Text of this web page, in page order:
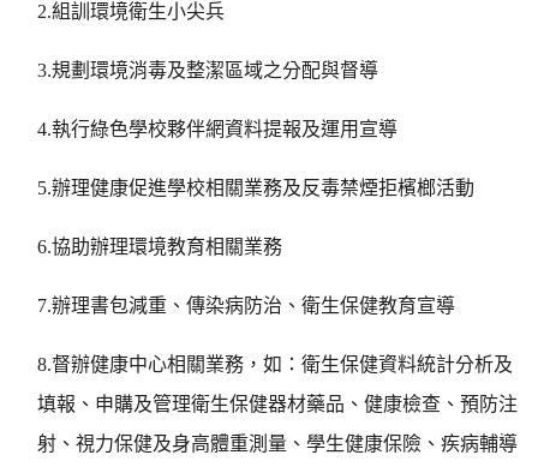
2.組訓環境衛生小尖兵
3.規劃環境消毒及整潔區域之分配與督導
4.執行綠色學校夥伴網資料提報及運用宣導
5.辦理健康促進學校相關業務及反毒禁煙拒檳榔活動
6.協助辦理環境教育相關業務
7.辦理書包減重、傳染病防治、衛生保健教育宣導
8.督辦健康中心相關業務，如：衛生保健資料統計分析及
填報、申購及管理衛生保健器材藥品、健康檢查、預防注
射、視力保健及身高體重測量、學生健康保險、疾病輔導